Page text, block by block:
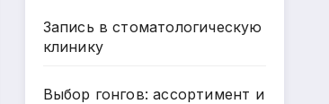
Запись в стоматологическую
клинику
Выбор гонгов: ассортимент и